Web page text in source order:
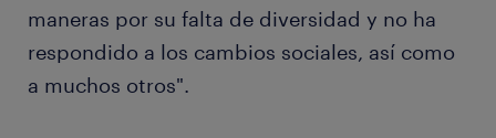
maneras por su falta de diversidad y no ha
respondido a los cambios sociales, así como
a muchos otros".